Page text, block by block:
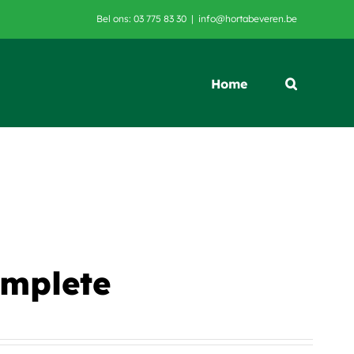
Bel ons: 03 775 83 30 | info@hortabeveren.be
Home